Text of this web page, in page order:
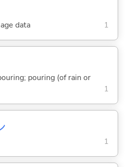
data 1
pouring (of rain or
1
1